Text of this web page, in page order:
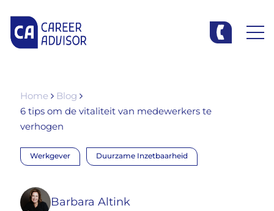
Home
Blog
6 tips om de vitaliteit van medewerkers te
verhogen
Werkgever Duurzame Inzetbaarheid
Barbara Altink